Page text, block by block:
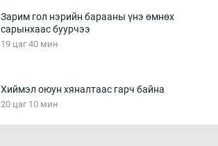
Зарим гол нэрийн барааны үнэ өмнөх
сарынхаас буурчээ
19 цаг 40 мин
Хиймэл оюун хяналтаас гарч байна
20 цаг 10 мин